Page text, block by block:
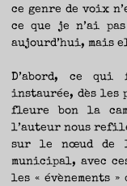
ce genre de voix
ce que je n’ai
aujourd’hui, mais
D’abord, ce qui
instaurée, dès les
fleure bon la
l’auteur nous
sur le nœud de
municipal, avec
les « évènements